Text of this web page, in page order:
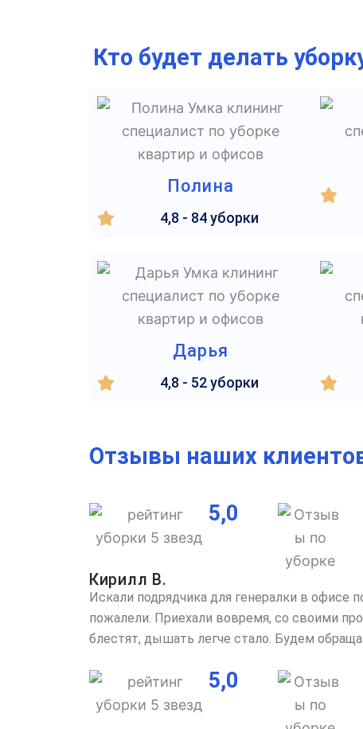
Кто будет делать
Полина
4,8 - 84 уборки
Дарья
4,8 - 52 уборки
Отзывы наших
5,0
Кирилл В.
Искали подрядчика для генералки в
пожалели. Приехали вовремя, со своими
блестят, дышать легче стало. Будем
5,0